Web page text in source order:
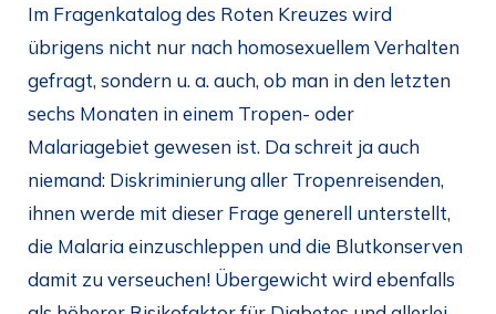
Im Fragenkatalog des Roten Kreuzes wird
übrigens nicht nur nach homosexuellem Verhalten
gefragt, sondern u. a. auch, ob man in den letzten
sechs Monaten in einem Tropen- oder
Malariagebiet gewesen ist. Da schreit ja auch
niemand: Diskriminierung aller Tropenreisenden,
ihnen werde mit dieser Frage generell unterstellt,
die Malaria einzuschleppen und die Blutkonserven
damit zu verseuchen! Übergewicht wird ebenfalls